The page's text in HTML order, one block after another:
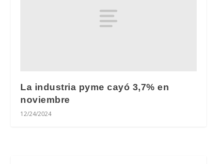
La industria pyme cayó 3,7% en
noviembre
12/24/2024